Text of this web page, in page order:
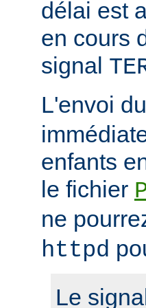
délai est
en cours
signal
L'envoi
enfants
le fichier
ne
httpd
Le